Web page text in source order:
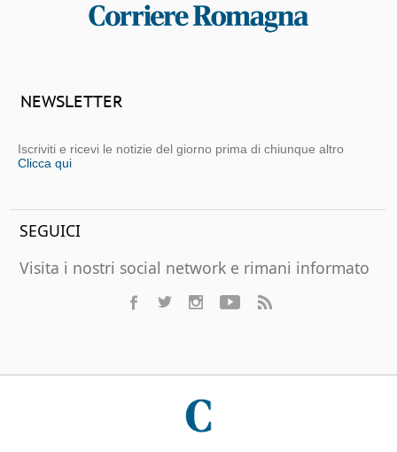
NEWSLETTER
Iscriviti e ricevi le notizie del giorno prima di chiunque altro
Clicca qui
SEGUICI
Visita i nostri social network e rimani informato